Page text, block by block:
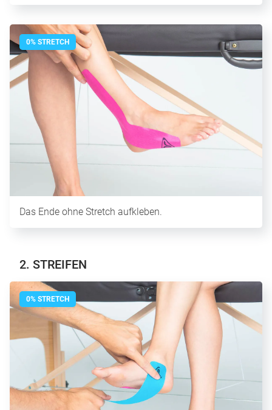
0% STRETCH
Das Ende ohne Stretch aufkleben.
2. STREIFEN
0% STRETCH